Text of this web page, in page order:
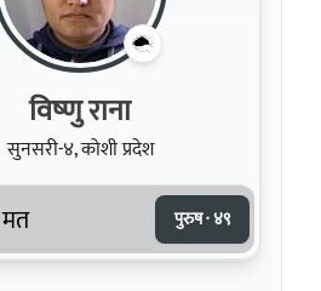
विष्‍णु राना
सुनसरी-४, कोशी प्रदेश
मत पुरुष · ४९